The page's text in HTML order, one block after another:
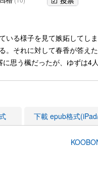
る様子を見て嫉妬して
。それに対して春香が答
思う楓だったが、ゆずは4
下載 epub格式